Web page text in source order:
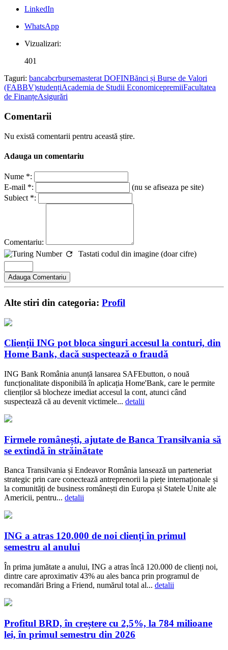
LinkedIn
WhatsApp
Vizualizari:
401
Taguri: bancabcrbursemasterat DOFINBănci și Burse de Valori
(FABBV)studențiAcademia de Studii EconomicepremiiFacultatea
de FinanțeAsigurări
Comentarii
Nu există comentarii pentru această știre.
Adauga un comentariu
Nume *:
E-mail *:
(nu se afiseaza pe site)
Subiect *:
Comentariu:
Tastati codul din imagine (doar cifre)
Alte stiri din categoria: Profil
Clienții ING pot bloca singuri accesul la conturi, din
Home Bank, dacă suspectează o fraudă
ING Bank România anunță lansarea SAFEbutton, o nouă
funcționalitate disponibilă în aplicația Home'Bank, care le permite
clienților să blocheze imediat accesul la cont, atunci când
suspectează că au devenit victimele... detalii
Firmele românești, ajutate de Banca Transilvania să
se extindă în străinătate
Banca Transilvania și Endeavor România lansează un parteneriat
strategic prin care conectează antreprenorii la piețe internaționale și
la comunități de business românești din Europa și Statele Unite ale
Americii, pentru... detalii
ING a atras 120.000 de noi clienți în primul
semestru al anului
În prima jumătate a anului, ING a atras încă 120.000 de clienți noi,
dintre care aproximativ 43% au ales banca prin programul de
recomandări Bring a Friend, numărul total al... detalii
Profitul BRD, în creștere cu 2,5%, la 784 milioane
lei, în primul semestru din 2026